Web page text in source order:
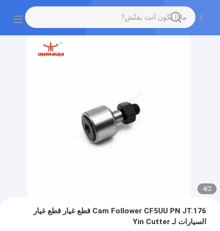
2
/
4
Cam Follower CF5UU PN JT.176 قطع غيار قطع غيار
السيارات لـ Yin Cutter